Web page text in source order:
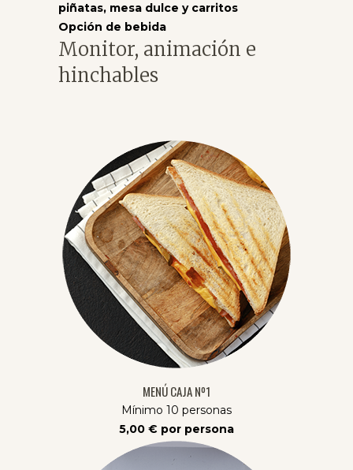
piñatas, mesa dulce y carritos
Opción de bebida
Monitor, animación e
hinchables
MENÚ CAJA Nº1
Mínimo 10 personas
5,00 € por persona